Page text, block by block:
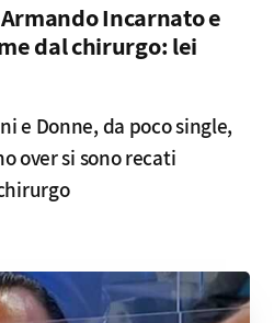
Incarnato e
dal chirurgo: lei
e Donne, da poco single,
over si sono recati